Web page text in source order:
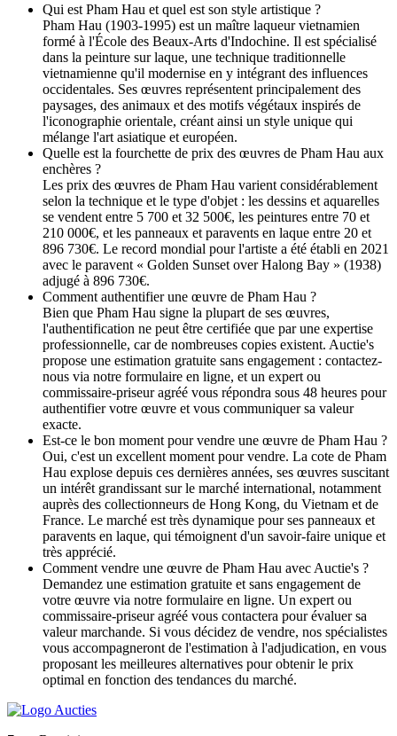
Qui est Pham Hau et quel est son style artistique ?
Pham Hau (1903-1995) est un maître laqueur vietnamien
formé à l'École des Beaux-Arts d'Indochine. Il est spécialisé
dans la peinture sur laque, une technique traditionnelle
vietnamienne qu'il modernise en y intégrant des influences
occidentales. Ses œuvres représentent principalement des
paysages, des animaux et des motifs végétaux inspirés de
l'iconographie orientale, créant ainsi un style unique qui
mélange l'art asiatique et européen.
Quelle est la fourchette de prix des œuvres de Pham Hau aux
enchères ?
Les prix des œuvres de Pham Hau varient considérablement
selon la technique et le type d'objet : les dessins et aquarelles
se vendent entre 5 700 et 32 500€, les peintures entre 70 et
210 000€, et les panneaux et paravents en laque entre 20 et
896 730€. Le record mondial pour l'artiste a été établi en 2021
avec le paravent « Golden Sunset over Halong Bay » (1938)
adjugé à 896 730€.
Comment authentifier une œuvre de Pham Hau ?
Bien que Pham Hau signe la plupart de ses œuvres,
l'authentification ne peut être certifiée que par une expertise
professionnelle, car de nombreuses copies existent. Auctie's
propose une estimation gratuite sans engagement : contactez-
nous via notre formulaire en ligne, et un expert ou
commissaire-priseur agréé vous répondra sous 48 heures pour
authentifier votre œuvre et vous communiquer sa valeur
exacte.
Est-ce le bon moment pour vendre une œuvre de Pham Hau ?
Oui, c'est un excellent moment pour vendre. La cote de Pham
Hau explose depuis ces dernières années, ses œuvres suscitant
un intérêt grandissant sur le marché international, notamment
auprès des collectionneurs de Hong Kong, du Vietnam et de
France. Le marché est très dynamique pour ses panneaux et
paravents en laque, qui témoignent d'un savoir-faire unique et
très apprécié.
Comment vendre une œuvre de Pham Hau avec Auctie's ?
Demandez une estimation gratuite et sans engagement de
votre œuvre via notre formulaire en ligne. Un expert ou
commissaire-priseur agréé vous contactera pour évaluer sa
valeur marchande. Si vous décidez de vendre, nos spécialistes
vous accompagneront de l'estimation à l'adjudication, en vous
proposant les meilleures alternatives pour obtenir le prix
optimal en fonction des tendances du marché.